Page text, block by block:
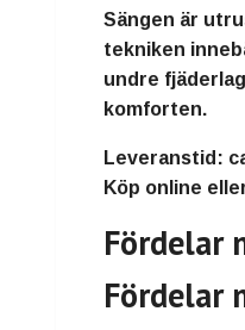
Sängen är
tekniken
undre
komforten.
Leveranstid:
Köp online
Fördelar
Fördelar